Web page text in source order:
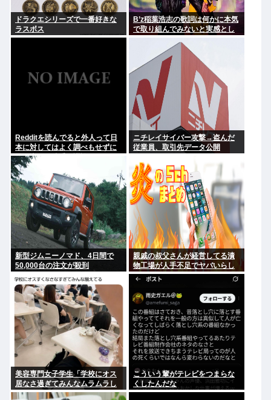
ドラクエシリーズで一番好きな
ラスボス
B’z稲葉浩志の歌詞は何かに本気
で取り組んでみないと実感とし
てわからない
Redditを読んでると外人って日
本に対してはよく調べもせずに
思い込みで勝手に議論してるよ
な
ニチレイサイバー攻撃→盗んだ
従業員、取引先データ公開
新型ジムニーノマド、4日間で
50,000台の注文が殺到
親戚の叔父さんが経営してる漬
物工場が人手不足でヤバいらし
い
美容専門女子学生「学校にオス
居なさ過ぎてみんなムラムラし
てる 」
こういう輩がテレビをつまらな
くしたんだな